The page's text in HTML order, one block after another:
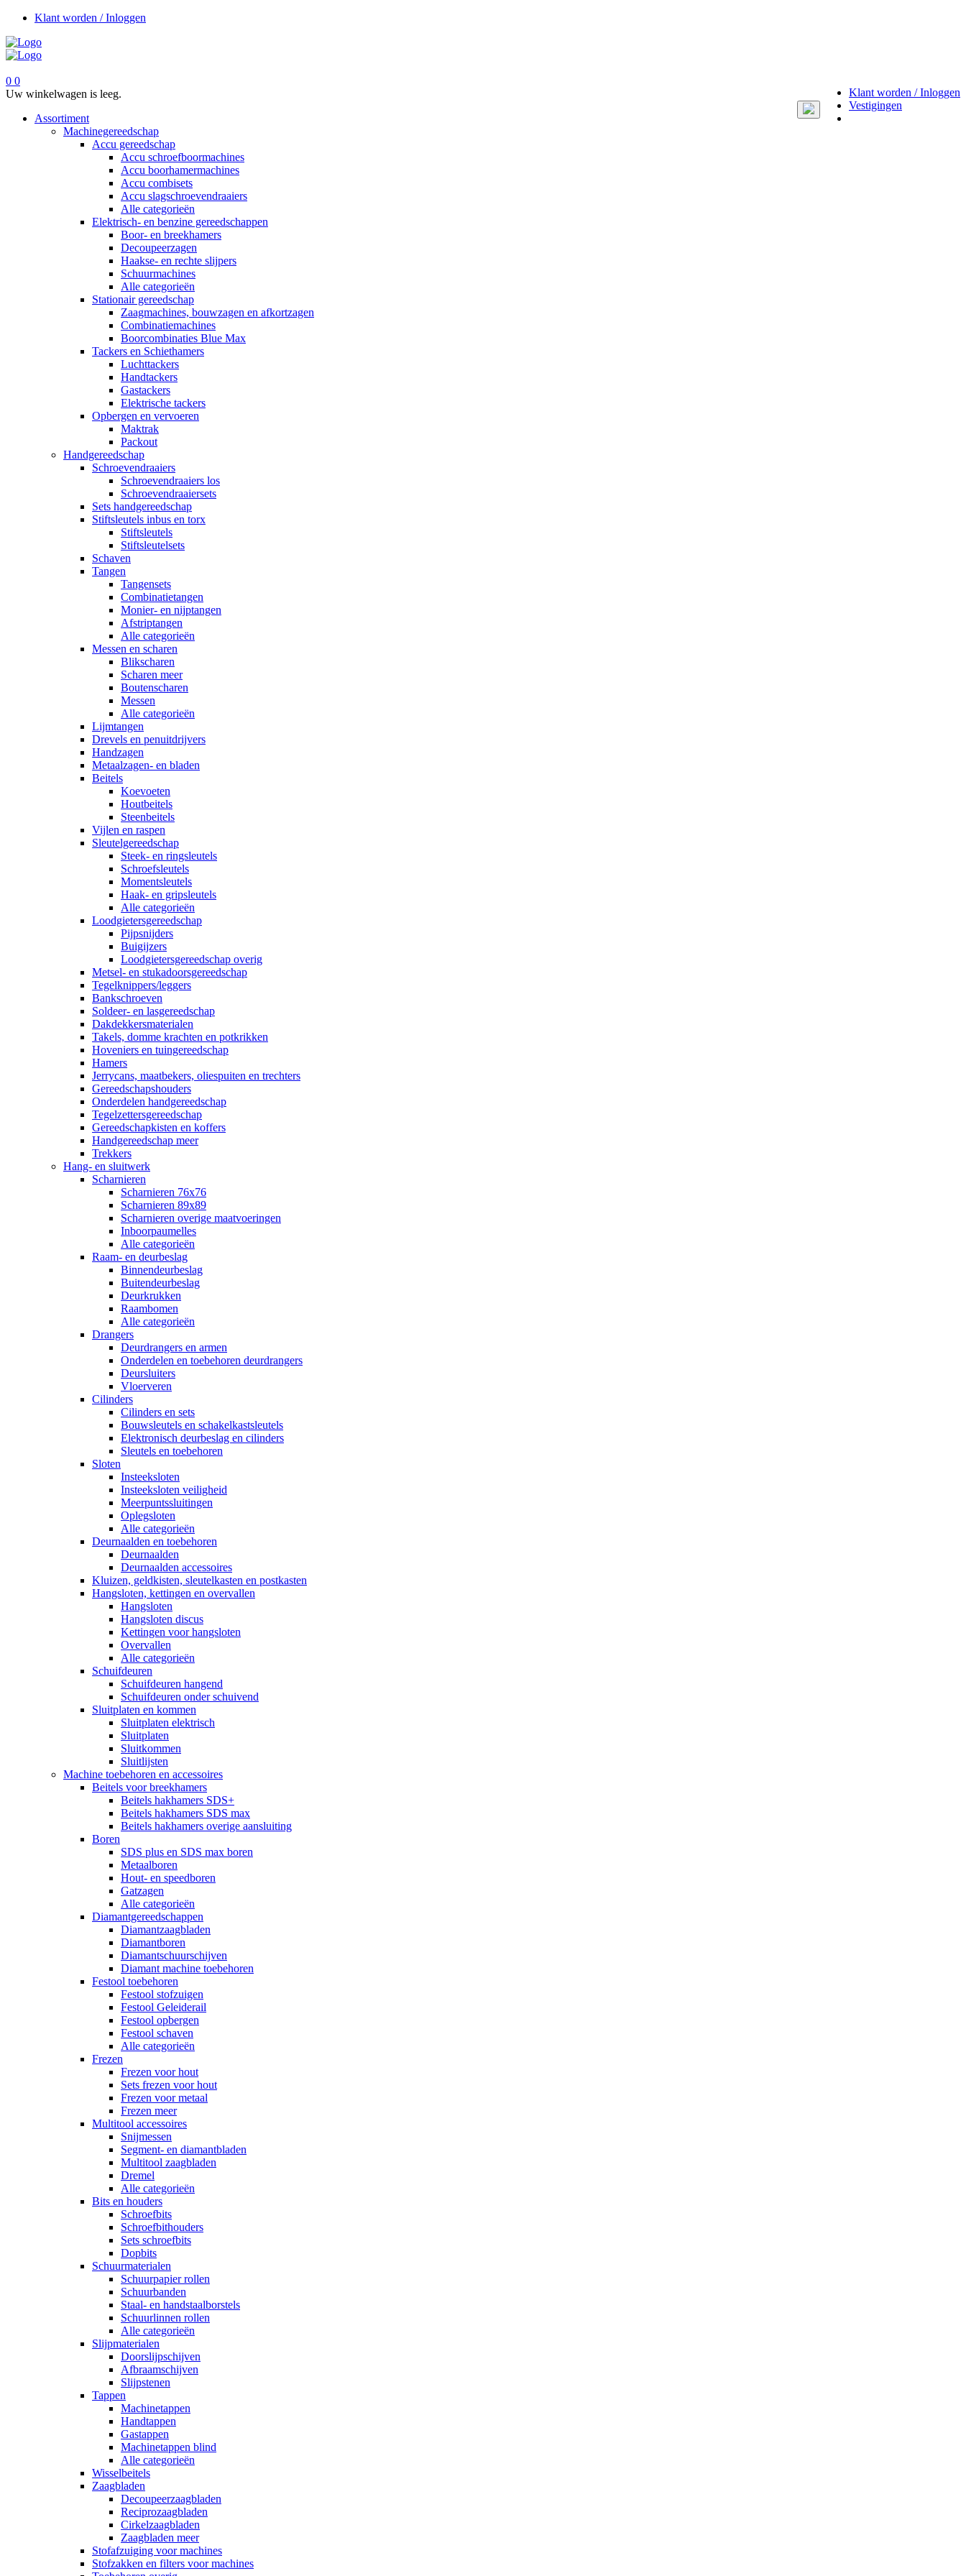
Klant worden / Inloggen
Klant worden / Inloggen
Vestigingen
0 0
Uw winkelwagen is leeg.
Toggle
navigation
Assortiment
Machinegereedschap
Accu gereedschap
Accu schroefboormachines
Accu boorhamermachines
Accu combisets
Accu slagschroevendraaiers
Alle categorieën
Elektrisch- en benzine gereedschappen
Boor- en breekhamers
Decoupeerzagen
Haakse- en rechte slijpers
Schuurmachines
Alle categorieën
Stationair gereedschap
Zaagmachines, bouwzagen en afkortzagen
Combinatiemachines
Boorcombinaties Blue Max
Tackers en Schiethamers
Luchttackers
Handtackers
Gastackers
Elektrische tackers
Opbergen en vervoeren
Maktrak
Packout
Handgereedschap
Schroevendraaiers
Schroevendraaiers los
Schroevendraaiersets
Sets handgereedschap
Stiftsleutels inbus en torx
Stiftsleutels
Stiftsleutelsets
Schaven
Tangen
Tangensets
Combinatietangen
Monier- en nijptangen
Afstriptangen
Alle categorieën
Messen en scharen
Blikscharen
Scharen meer
Boutenscharen
Messen
Alle categorieën
Lijmtangen
Drevels en penuitdrijvers
Handzagen
Metaalzagen- en bladen
Beitels
Koevoeten
Houtbeitels
Steenbeitels
Vijlen en raspen
Sleutelgereedschap
Steek- en ringsleutels
Schroefsleutels
Momentsleutels
Haak- en gripsleutels
Alle categorieën
Loodgietersgereedschap
Pijpsnijders
Buigijzers
Loodgietersgereedschap overig
Metsel- en stukadoorsgereedschap
Tegelknippers/leggers
Bankschroeven
Soldeer- en lasgereedschap
Dakdekkersmaterialen
Takels, domme krachten en potkrikken
Hoveniers en tuingereedschap
Hamers
Jerrycans, maatbekers, oliespuiten en trechters
Gereedschapshouders
Onderdelen handgereedschap
Tegelzettersgereedschap
Gereedschapkisten en koffers
Handgereedschap meer
Trekkers
Hang- en sluitwerk
Scharnieren
Scharnieren 76x76
Scharnieren 89x89
Scharnieren overige maatvoeringen
Inboorpaumelles
Alle categorieën
Raam- en deurbeslag
Binnendeurbeslag
Buitendeurbeslag
Deurkrukken
Raambomen
Alle categorieën
Drangers
Deurdrangers en armen
Onderdelen en toebehoren deurdrangers
Deursluiters
Vloerveren
Cilinders
Cilinders en sets
Bouwsleutels en schakelkastsleutels
Elektronisch deurbeslag en cilinders
Sleutels en toebehoren
Sloten
Insteeksloten
Insteeksloten veiligheid
Meerpuntssluitingen
Oplegsloten
Alle categorieën
Deurnaalden en toebehoren
Deurnaalden
Deurnaalden accessoires
Kluizen, geldkisten, sleutelkasten en postkasten
Hangsloten, kettingen en overvallen
Hangsloten
Hangsloten discus
Kettingen voor hangsloten
Overvallen
Alle categorieën
Schuifdeuren
Schuifdeuren hangend
Schuifdeuren onder schuivend
Sluitplaten en kommen
Sluitplaten elektrisch
Sluitplaten
Sluitkommen
Sluitlijsten
Machine toebehoren en accessoires
Beitels voor breekhamers
Beitels hakhamers SDS+
Beitels hakhamers SDS max
Beitels hakhamers overige aansluiting
Boren
SDS plus en SDS max boren
Metaalboren
Hout- en speedboren
Gatzagen
Alle categorieën
Diamantgereedschappen
Diamantzaagbladen
Diamantboren
Diamantschuurschijven
Diamant machine toebehoren
Festool toebehoren
Festool stofzuigen
Festool Geleiderail
Festool opbergen
Festool schaven
Alle categorieën
Frezen
Frezen voor hout
Sets frezen voor hout
Frezen voor metaal
Frezen meer
Multitool accessoires
Snijmessen
Segment- en diamantbladen
Multitool zaagbladen
Dremel
Alle categorieën
Bits en houders
Schroefbits
Schroefbithouders
Sets schroefbits
Dopbits
Schuurmaterialen
Schuurpapier rollen
Schuurbanden
Staal- en handstaalborstels
Schuurlinnen rollen
Alle categorieën
Slijpmaterialen
Doorslijpschijven
Afbraamschijven
Slijpstenen
Tappen
Machinetappen
Handtappen
Gastappen
Machinetappen blind
Alle categorieën
Wisselbeitels
Zaagbladen
Decoupeerzaagbladen
Reciprozaagbladen
Cirkelzaagbladen
Zaagbladen meer
Stofafzuiging voor machines
Stofzakken en filters voor machines